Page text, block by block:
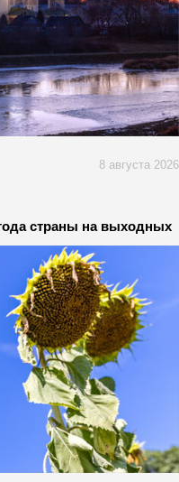
8 августа 2026
страны на выходных